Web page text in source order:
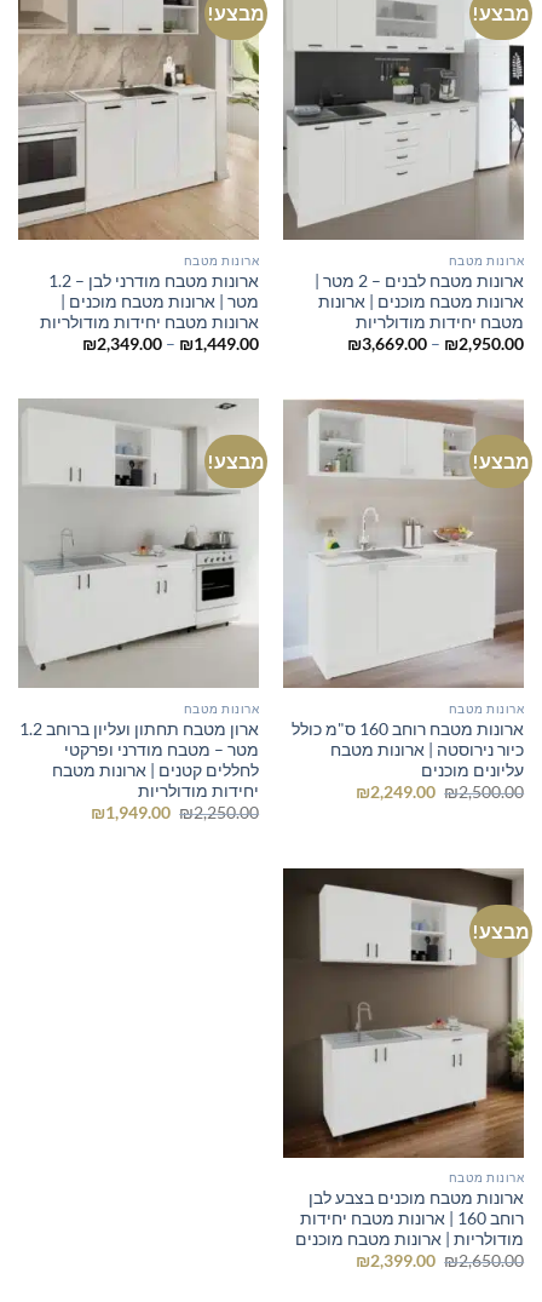
מבצע!
ארונות מטבח
ארונות מטבח לבנים – 2 מטר |
ארונות מטבח מוכנים | ארונות
מטבח יחידות מודולריות
₪2,950.00
–
₪3,669.00
טווח
⁦₪3,669.00⁩
מבצע!
ארונות מטבח
ארונות מטבח מודרני לבן – 1.2
מטר | ארונות מטבח מוכנים |
ארונות מטבח יחידות מודולריות
₪1,449.00
–
₪2,349.00
טווח
מבצע!
ארונות מטבח
ארונות מטבח רוחב 160 ס"מ כולל
כיור נירוסטה | ארונות מטבח
עליונים מוכנים
₪2,500.00
המחיר
₪2,249.00
המחיר
מבצע!
ארונות מטבח
ארון מטבח תחתון ועליון ברוחב 1.2
מטר – מטבח מודרני ופרקטי
לחללים קטנים | ארונות מטבח
יחידות מודולריות
₪2,250.00
המחיר
₪1,949.00
המחיר
מבצע!
ארונות מטבח
ארונות מטבח מוכנים בצבע לבן
רוחב 160 | ארונות מטבח יחידות
מודולריות | ארונות מטבח מוכנים
₪2,650.00
המחיר
₪2,399.00
המחיר